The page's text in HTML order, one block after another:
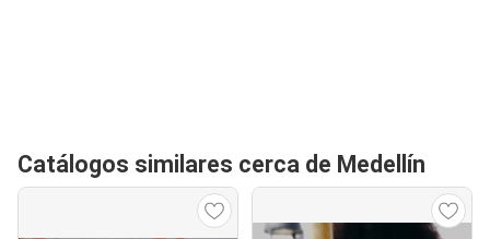
Catálogos similares cerca de Medellín